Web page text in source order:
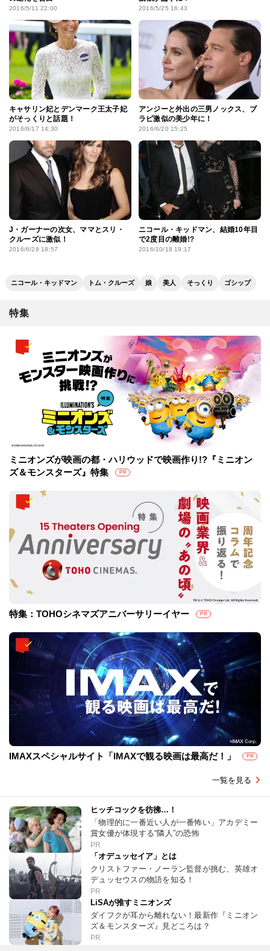
2016/5/11 22:00 2016/5/25 16:43
キャサリン妃とデンマーク王太子妃
がそっくりと話題！
2016/6/17 14:30
アンジーと外出の三男ノックス、ブ
ラピ激似の美少年に！
2016/6/20 15:25
J・ガーナーの次女、ママとスリ・
クルーズに激似！
2016/6/28 18:57
ニコール・キッドマン、結婚10年目
で2度目の離婚!?
2016/10/18 19:17
ニコール・キッドマン トム・クルーズ 娘 美人 そっくり ゴシップ
特集
ミニオンズが映画の都・ハリウッドで映画作り!?『ミニオン
ズ＆モンスターズ』特集
PR
特集：TOHOシネマズアニバーサリーイヤー PR
IMAXスペシャルサイト「IMAXで観る映画は最高だ！」 PR
一覧を見る
ヒッチコックを彷彿…！
「物理的に一番近い人が一番怖い」アカデミー
賞女優が体現する“隣人”の恐怖
PR
「オデュッセイア」とは
クリストファー・ノーラン監督が挑む、英雄オ
デュッセウスの物語を知る！
PR
LiSAが推すミニオンズ
ダイフクが耳から離れない！最新作『ミニオン
ズ＆モンスターズ』見どころは？
PR